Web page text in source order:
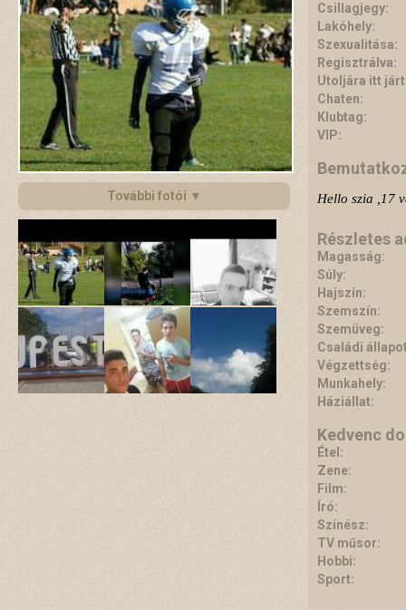
További fotói ▼
Csillagjegy:
Lakóhely:
Szexualitása:
Regisztrálva:
Utoljára itt
Chaten:
Klubtag:
VIP:
Hello szia ,17
Részletes
Magasság:
Súly:
Hajszín:
Szemszín:
Szemüveg:
Családi
Végzettség:
Munkahely:
Háziállat:
Kedvenc
Étel:
Zene:
Film:
Író:
Színész:
TV műsor:
Hobbi:
Sport: